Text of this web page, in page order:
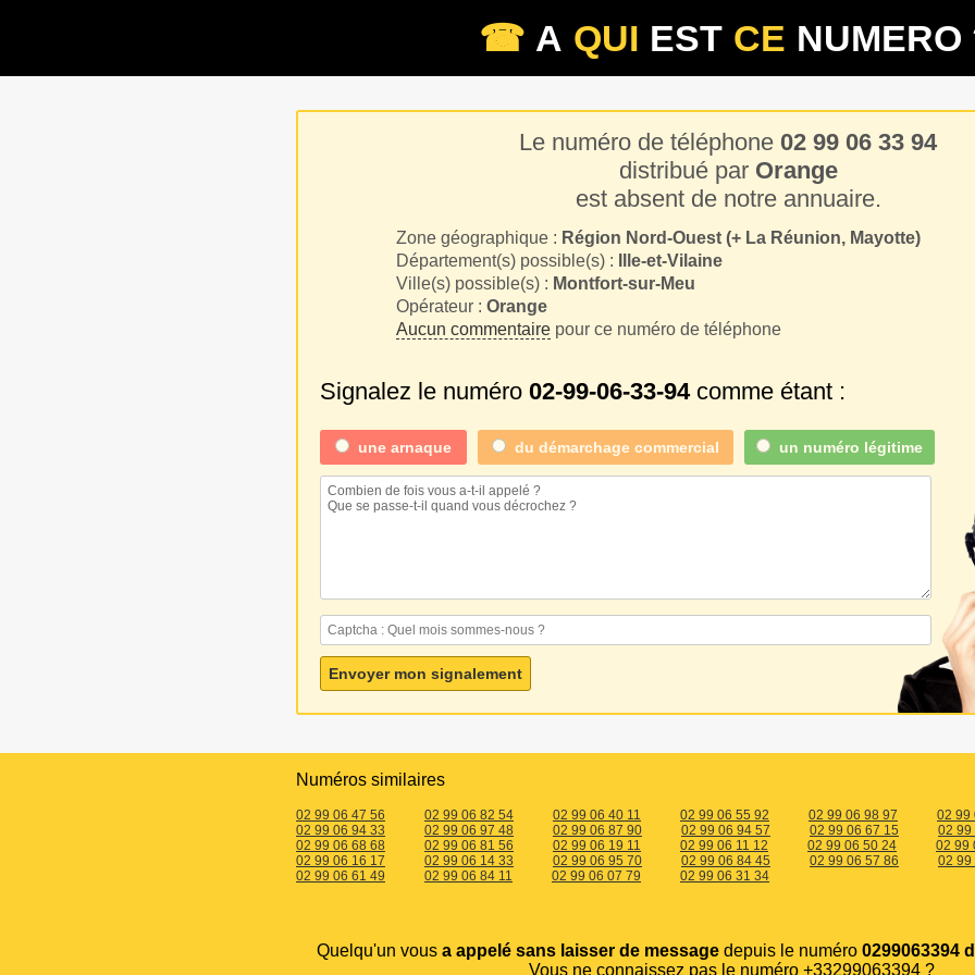
☎ A QUI EST CE NUMERO
Le numéro de téléphone 02 99 06 33 94
distribué par Orange
est absent de notre annuaire.
Zone géographique : Région Nord-Ouest (+ La Réunion, Mayotte)
Département(s) possible(s) :
Ille-et-Vilaine
Ville(s) possible(s) : Montfort-sur-Meu
Opérateur : Orange
Aucun commentairepour ce numéro de téléphone
Signalez le numéro 02-99-06-33-94comme étant :
une arnaque du démarchage commercial un numéro légitime
Numéros similaires
02 99 06 47 56 02 99 06 82 54 02 99 06 40 11 02 99 06 55 92 02 99 06 98 97
02 99
02 99 06 94 33
02 99 06 97 48 02 99 06 87 90 02 99 06 94 57 02 99 06 67 15
02 99
02 99 06 68 68
02 99 06 81 56 02 99 06 19 11 02 99 06 11 12 02 99 06 50 24
02 99
02 99 06 16 17
02 99 06 14 33 02 99 06 95 70 02 99 06 84 45 02 99 06 57 86
02 99
02 99 06 61 49
02 99 06 84 11 02 99 06 07 79 02 99 06 31 34
Quelqu'un vous a appelé sans laisser de message depuis le numéro 0299063394
Vous ne connaissez pas le numéro +33299063394 ?